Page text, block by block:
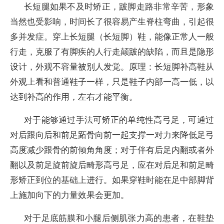
长短腿如果不及时矫正，跛脚走路非常辛苦，形象
当然也受影响，时间长了很容易产生脊柱弯曲，引起很
多并发症。穿上长短腿（长短脚）鞋，能像正常人一般
行走，克服了有脚疾的人行走颠跛的缺陷，而且是隐形
设计，外观不容量被别人发觉。原理：长短脚补高鞋从
外观上看和普通鞋子一样，只是鞋子内部一高一低，以
达到补高的作用，左右才能平衡。
对于能够通过手法可矫正的单纯性高弓足，可通过
对后跟向后和前足跖骨向前一起支撑一对力来降低足弓
高度减少跟骨的前倾角角度；对于伴有后足内翻或者外
翻以及前足旋前旋后畸形高弓足，应在对后足和前足畸
形矫正到位的基础上进行。如果穿鞋时能在足中部脚背
上施加向下的力量效果会更加。
对于足底筋膜和小腿后侧肌张力高的患者，在鞋垫